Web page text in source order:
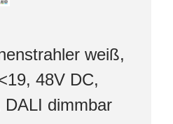
weiß,
48V DC,
DALI dimmbar